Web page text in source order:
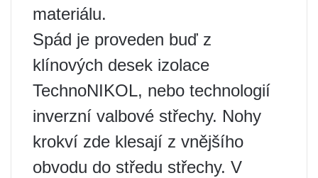
materiálu.
Spád je proveden buď z
klínových desek izolace
TechnoNIKOL, nebo technologií
inverzní valbové střechy. Nohy
krokví zde klesají z vnějšího
obvodu do středu střechy. V